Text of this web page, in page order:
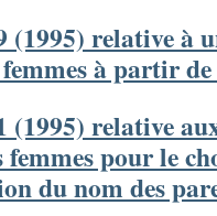
(1995) relative à
à partir
(1995) relative
femmes pour le
du nom des